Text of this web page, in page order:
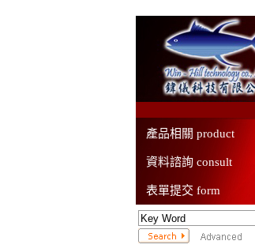
產品相關 product
資料諮詢 consult
表單提交 form